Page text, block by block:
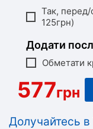
Так, перед/
125грн)
Додати
Обметати
577грн
Долучайтесь